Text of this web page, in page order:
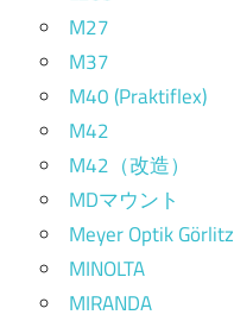
M27
M37
M40 (Praktiflex)
M42
M42（改造）
MDマウント
Meyer Optik Görlitz
MINOLTA
MIRANDA